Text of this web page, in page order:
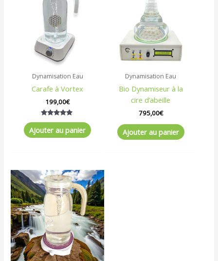
Dynamisation Eau
Carafe à Vortex
199,00€
Note
sur 5
Ajouter au panier
Dynamisation Eau
Bio Dynamiseur à la
cire d’abeille
795,00€
Ajouter au panier